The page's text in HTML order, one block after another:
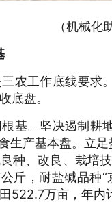
（机械化
农工作底线要求
底盘。
基。坚决遏制耕
生产基本盘。立
种、改良、栽培
斤，耐盐碱品种
522.7万亩，年